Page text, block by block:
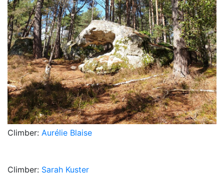
Climber: Aurélie Blaise
Climber: Sarah Kuster